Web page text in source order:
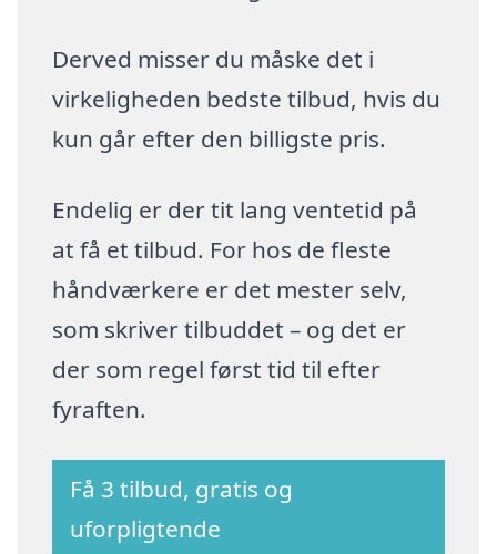
Derved misser du måske det i
virkeligheden bedste tilbud, hvis du
kun går efter den billigste pris.
Endelig er der tit lang ventetid på
at få et tilbud. For hos de fleste
håndværkere er det mester selv,
som skriver tilbuddet – og det er
der som regel først tid til efter
fyraften.
Få 3 tilbud, gratis og
uforpligtende